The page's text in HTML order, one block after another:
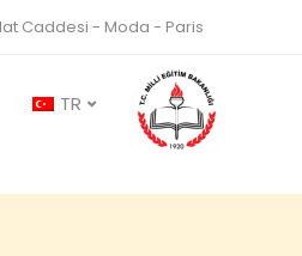
Caddesi - Moda - Paris
TR